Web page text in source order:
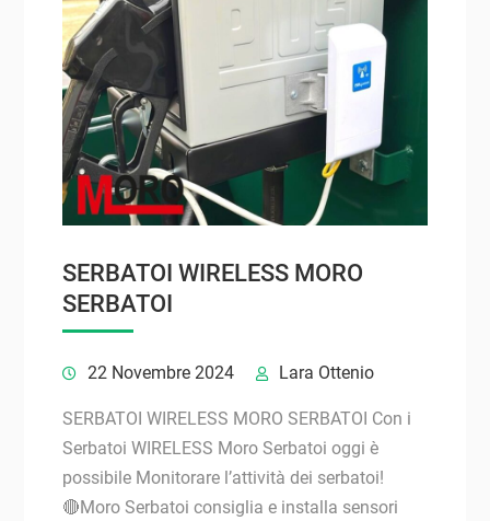
SERBATOI WIRELESS MORO
SERBATOI
22 Novembre 2024 Lara Ottenio
SERBATOI WIRELESS MORO SERBATOI Con i
Serbatoi WIRELESS Moro Serbatoi oggi è
possibile Monitorare l’attività dei serbatoi!
🔴Moro Serbatoi consiglia e installa sensori